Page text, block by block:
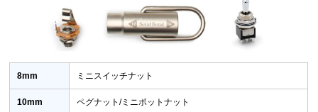
8mm ミニスイッチナット
10mm ペグナット/ミニポットナット